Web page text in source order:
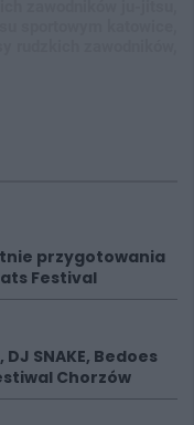
przygotowania
Festival
SNAKE, Bedoes
Chorzów